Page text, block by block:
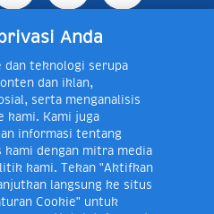
Rebo, Jakarta Timur,
+62 21 8410945 | PO BOX
Indonesia
Flag 0-80018-21-406;
- 16:30 WIB, E-mail:
Anda
dan teknologi serupa
dan iklan,
serta menganalisis
kami. Kami juga
informasi tentang
kami dengan mitra media
kami. Tekan "Aktifkan
langsung ke situs
Cookie" untuk